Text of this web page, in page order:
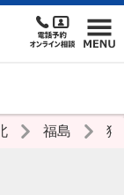
福島 猪